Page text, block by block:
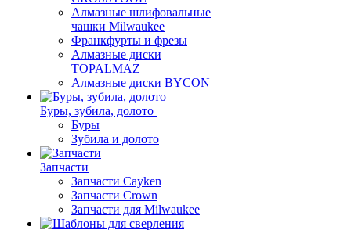
Алмазные шлифовальные
чашки Milwaukee
Франкфурты и фрезы
Алмазные диски
TOPALMAZ
Алмазные диски BYCON
Буры, зубила, долото
Буры
Зубила и долото
Запчасти
Запчасти Cayken
Запчасти Crown
Запчасти для Milwaukee